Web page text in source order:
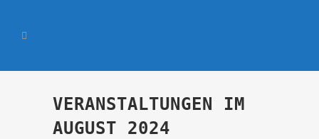
VERANSTALTUNGEN IM
AUGUST 2024